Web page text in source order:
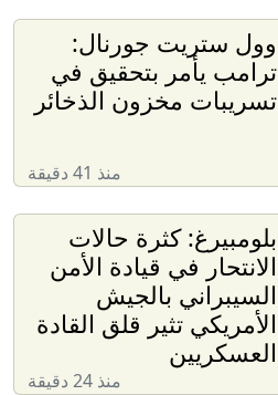
وول ستريت جورنال:
ترامب يأمر بتحقيق في
تسريبات مخزون الذخائر
منذ 41 دقيقة
بلومبيرغ: كثرة حالات
الانتحار في قيادة الأمن
السيبراني بالجيش
الأمريكي تثير قلق القادة
العسكريين
منذ 24 دقيقة